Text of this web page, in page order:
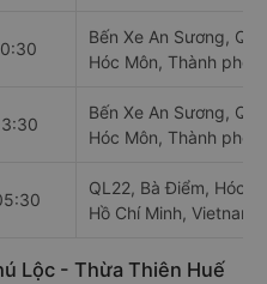
Bến Xe An Sương,
Hóc Môn, Thành phố
Bến Xe An Sương,
Hóc Môn, Thành phố
QL22, Bà Điểm, Hóc
Hồ Chí Minh, Vietnam
Lộc - Thừa Thiên Huế